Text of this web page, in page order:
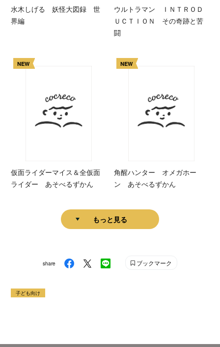
水木しげる 妖怪大図録 世
界編
ウルトラマン ＩＮＴＲＯＤ
ＵＣＴＩＯＮ その奇跡と苦
闘
NEW
仮面ライダーマイス＆全仮面
ライダー あそべるずかん
NEW
角醒ハンター オメガホー
ン あそべるずかん
もっと見る
share ブックマーク
子ども向け